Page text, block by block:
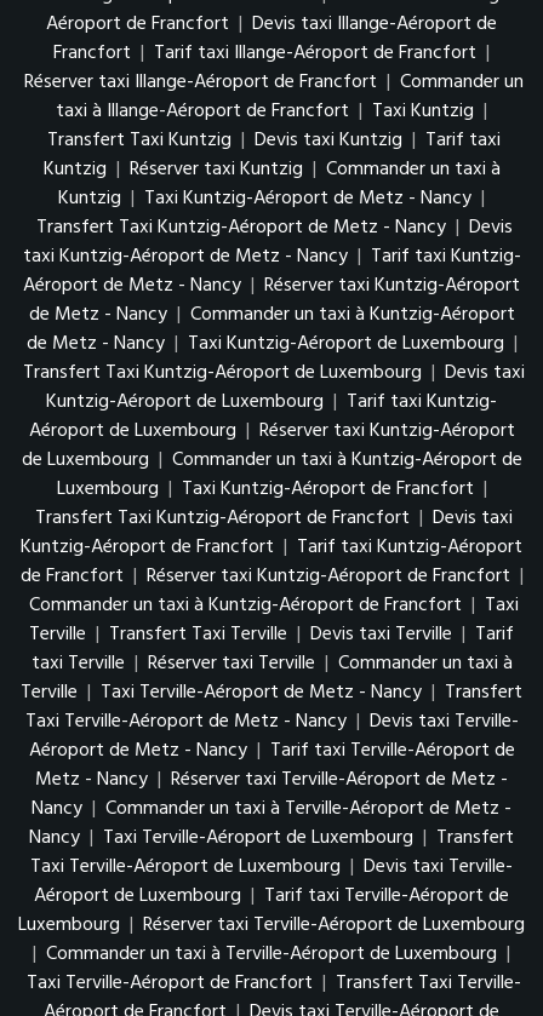
Aéroport de Francfort | Devis taxi Illange-Aéroport de
Francfort | Tarif taxi Illange-Aéroport de Francfort |
Réserver taxi Illange-Aéroport de Francfort | Commander un
taxi à Illange-Aéroport de Francfort | Taxi Kuntzig |
Transfert Taxi Kuntzig | Devis taxi Kuntzig | Tarif taxi
Kuntzig | Réserver taxi Kuntzig | Commander un taxi à
Kuntzig | Taxi Kuntzig-Aéroport de Metz - Nancy |
Transfert Taxi Kuntzig-Aéroport de Metz - Nancy | Devis
taxi Kuntzig-Aéroport de Metz - Nancy | Tarif taxi Kuntzig-
Aéroport de Metz - Nancy | Réserver taxi Kuntzig-Aéroport
de Metz - Nancy | Commander un taxi à Kuntzig-Aéroport
de Metz - Nancy | Taxi Kuntzig-Aéroport de Luxembourg |
Transfert Taxi Kuntzig-Aéroport de Luxembourg | Devis taxi
Kuntzig-Aéroport de Luxembourg | Tarif taxi Kuntzig-
Aéroport de Luxembourg | Réserver taxi Kuntzig-Aéroport
de Luxembourg | Commander un taxi à Kuntzig-Aéroport de
Luxembourg | Taxi Kuntzig-Aéroport de Francfort |
Transfert Taxi Kuntzig-Aéroport de Francfort | Devis taxi
Kuntzig-Aéroport de Francfort | Tarif taxi Kuntzig-Aéroport
de Francfort | Réserver taxi Kuntzig-Aéroport de Francfort |
Commander un taxi à Kuntzig-Aéroport de Francfort | Taxi
Terville | Transfert Taxi Terville | Devis taxi Terville | Tarif
taxi Terville | Réserver taxi Terville | Commander un taxi à
Terville | Taxi Terville-Aéroport de Metz - Nancy | Transfert
Taxi Terville-Aéroport de Metz - Nancy | Devis taxi Terville-
Aéroport de Metz - Nancy | Tarif taxi Terville-Aéroport de
Metz - Nancy | Réserver taxi Terville-Aéroport de Metz -
Nancy | Commander un taxi à Terville-Aéroport de Metz -
Nancy | Taxi Terville-Aéroport de Luxembourg | Transfert
Taxi Terville-Aéroport de Luxembourg | Devis taxi Terville-
Aéroport de Luxembourg | Tarif taxi Terville-Aéroport de
Luxembourg | Réserver taxi Terville-Aéroport de Luxembourg
| Commander un taxi à Terville-Aéroport de Luxembourg |
Taxi Terville-Aéroport de Francfort | Transfert Taxi Terville-